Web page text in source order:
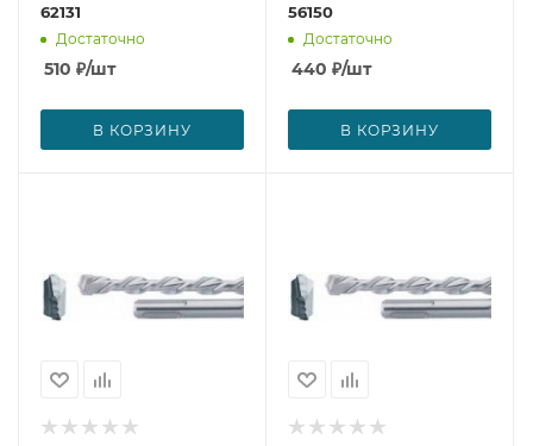
62131
Достаточно
510 ₽/шт
В КОРЗИНУ
56150
Достаточно
440 ₽/шт
В КОРЗИНУ